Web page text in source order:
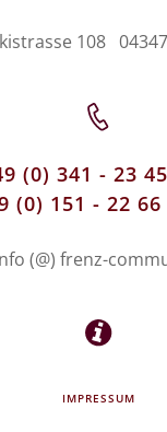
108
(0) 341 - 23
(0) 151 - 22 66
(@) frenz-
IMPRESSUM